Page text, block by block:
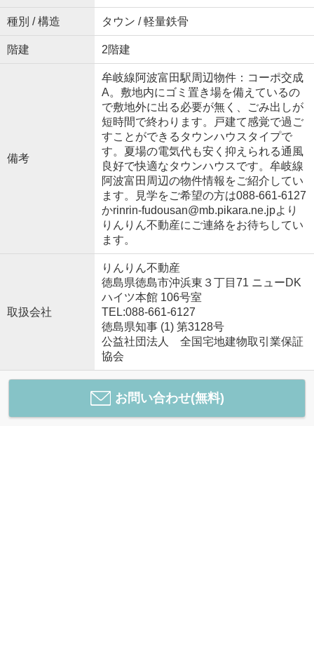
種別 / 構造 タウン / 軽量鉄骨
階建 2階建
備考
牟岐線阿波富田駅周辺物件：コーポ交成
A。敷地内にゴミ置き場を備えているの
で敷地外に出る必要が無く、ごみ出しが
短時間で終わります。戸建て感覚で過ご
すことができるタウンハウスタイプで
す。夏場の電気代も安く抑えられる通風
良好で快適なタウンハウスです。牟岐線
阿波富田周辺の物件情報をご紹介してい
ます。見学をご希望の方は088-661-6127
かrinrin-fudousan@mb.pikara.ne.jpより
りんりん不動産にご連絡をお待ちしてい
ます。
取扱会社
りんりん不動産
徳島県徳島市沖浜東３丁目71 ニューDK
ハイツ本館 106号室
TEL:088-661-6127
徳島県知事 (1) 第3128号
公益社団法人 全国宅地建物取引業保証
協会
お問い合わせ(無料)